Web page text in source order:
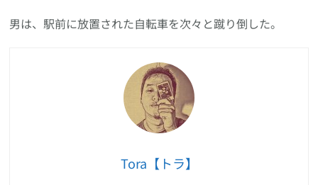
男は、駅前に放置された自転車を次々と蹴り倒した。
Tora【トラ】